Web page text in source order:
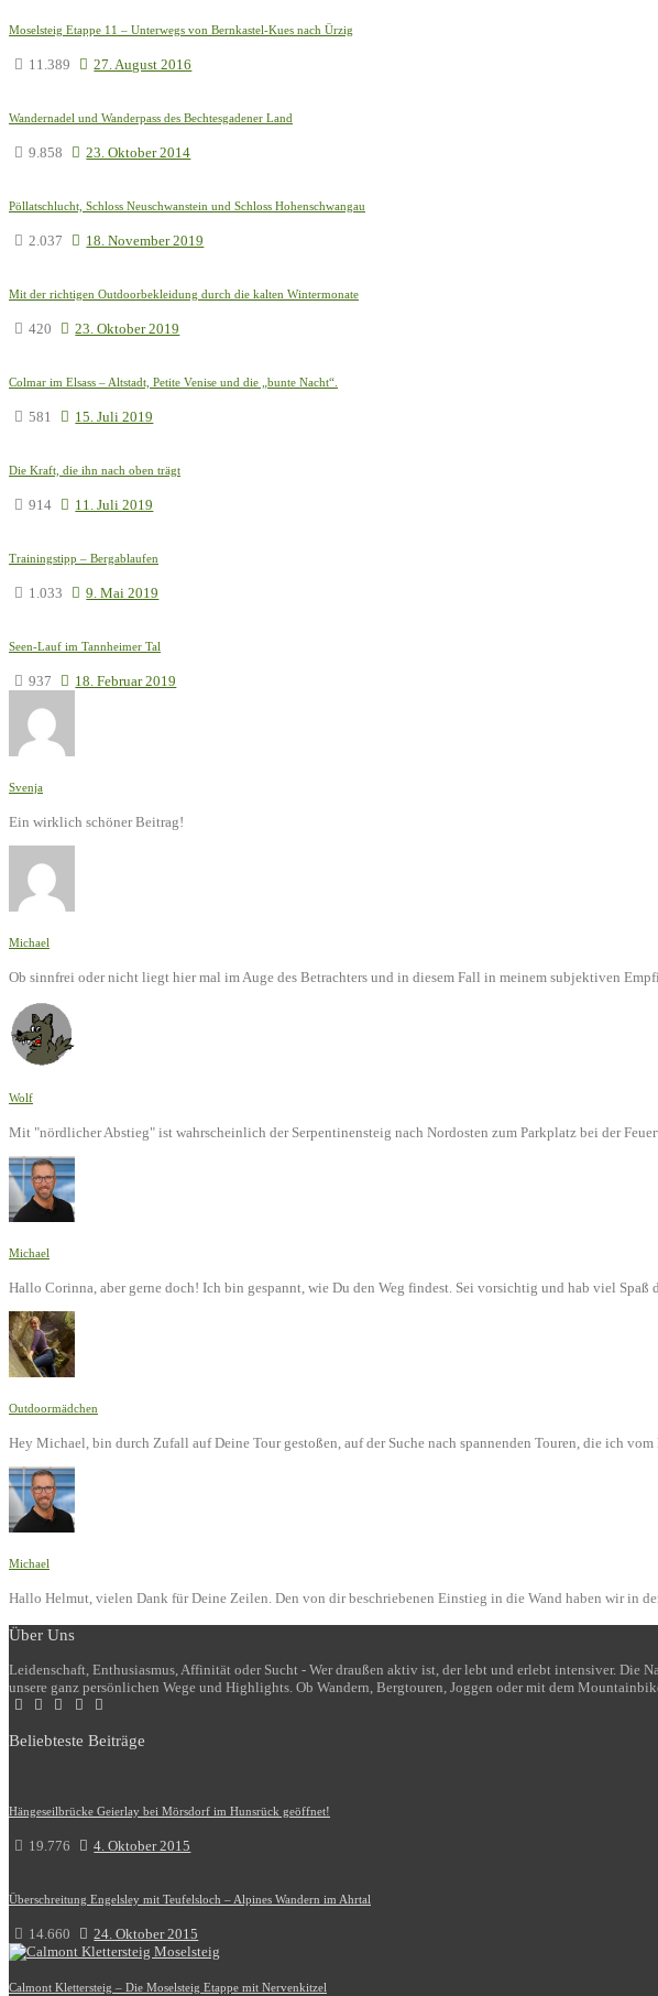
Moselsteig Etappe 11 – Unterwegs von Bernkastel-Kues nach Ürzig
11.389 27. August 2016
Wandernadel und Wanderpass des Bechtesgadener Land
9.858 23. Oktober 2014
Pöllatschlucht, Schloss Neuschwanstein und Schloss Hohenschwangau
2.037 18. November 2019
Mit der richtigen Outdoorbekleidung durch die kalten Wintermonate
420 23. Oktober 2019
Colmar im Elsass – Altstadt, Petite Venise und die „bunte Nacht“.
581 15. Juli 2019
Die Kraft, die ihn nach oben trägt
914 11. Juli 2019
Trainingstipp – Bergablaufen
1.033 9. Mai 2019
Seen-Lauf im Tannheimer Tal
937 18. Februar 2019
Svenja
Ein wirklich schöner Beitrag!
Michael
Ob sinnfrei oder nicht liegt hier mal im Auge des Betrachters und in diesem Fall in meinem subjektiven
Wolf
Mit "nördlicher Abstieg" ist wahrscheinlich der Serpentinensteig nach Nordosten zum Parkplatz bei der
Michael
Hallo Corinna, aber gerne doch! Ich bin gespannt, wie Du den Weg findest. Sei vorsichtig und hab viel
Outdoormädchen
Hey Michael, bin durch Zufall auf Deine Tour gestoßen, auf der Suche nach spannenden Touren, die ich
Michael
Hallo Helmut, vielen Dank für Deine Zeilen. Den von dir beschriebenen Einstieg in die Wand haben wir in
Über Uns
Leidenschaft, Enthusiasmus, Affinität oder Sucht - Wer draußen aktiv ist, der lebt und erlebt intensiver. Die
unsere ganz persönlichen Wege und Highlights. Ob Wandern, Bergtouren, Joggen oder mit dem
Beliebteste Beiträge
Hängeseilbrücke Geierlay bei Mörsdorf im Hunsrück geöffnet!
19.776 4. Oktober 2015
Überschreitung Engelsley mit Teufelsloch – Alpines Wandern im Ahrtal
14.660 24. Oktober 2015
Calmont Klettersteig – Die Moselsteig Etappe mit Nervenkitzel